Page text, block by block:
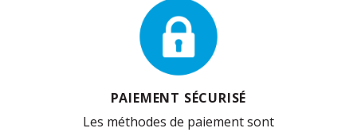
PAIEMENT SÉCURISÉ
Les méthodes de paiement sont